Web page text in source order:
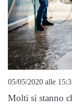
05/05/2020 alle
Molti si stanno